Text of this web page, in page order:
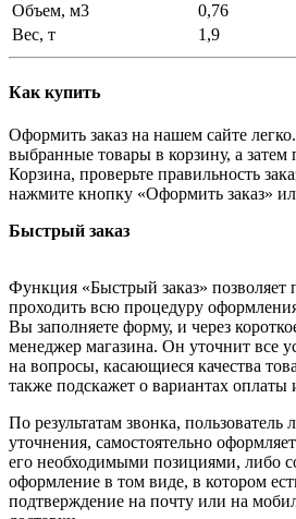
Объем, м3
0,76
Вес, т
1,9
Как купить
Оформить заказ на нашем сайте
выбранные товары в корзину, а затем
Корзина, проверьте правильность
нажмите кнопку «Оформить заказ»
Быстрый заказ
Функция «Быстрый заказ» позволяет
проходить всю процедуру оформления
Вы заполняете форму, и через
менеджер магазина. Он уточнит все
на вопросы, касающиеся качества
также подскажет о вариантах оплаты
По результатам звонка, пользователь
уточнения, самостоятельно
его необходимыми позициями, либо
оформление в том виде, в котором
подтверждение на почту или на